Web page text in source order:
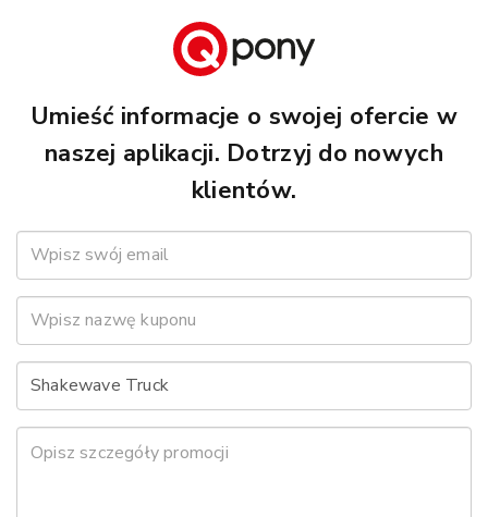
Umieść informacje o swojej ofercie w
naszej aplikacji. Dotrzyj do nowych
klientów.